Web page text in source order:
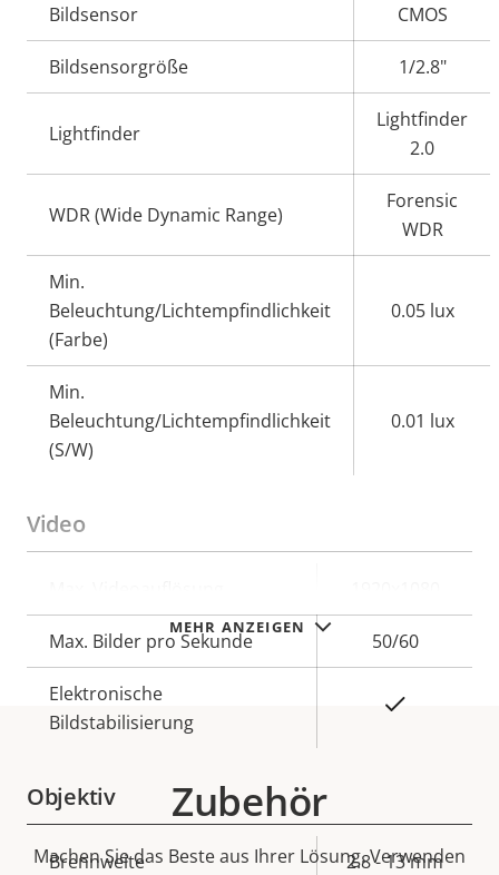
MEHR ANZEIGEN
Eigentumsbeschreibung Eigentumswert
Bildsensor CMOS
Bildsensorgröße 1/2.8"
Lightfinder
Lightfinder
2.0
WDR (Wide Dynamic Range)
Forensic
WDR
Min.
Beleuchtung/Lichtempfindlichkeit
(Farbe)
0.05 lux
Min.
Beleuchtung/Lichtempfindlichkeit
(S/W)
0.01 lux
Video
Max. Bilder pro Sekunde 50/60
Elektronische
Bildstabilisierung
Objektiv
Eigentumsbeschreibung Eigentumswert
Brennweite 2.8 - 13 mm
Zubehör
Machen Sie das Beste aus Ihrer Lösung. Verwenden